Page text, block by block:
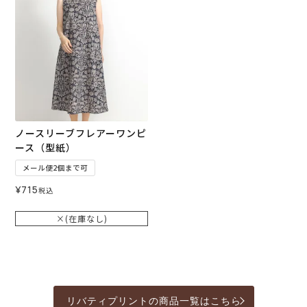
ノースリーブフレアーワンピ
ース（型紙）
メール便2個まで可
¥715税込
×(在庫なし)
リバティプリントの商品一覧はこちら